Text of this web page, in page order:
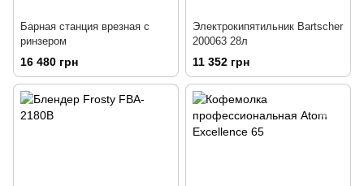
Барная станция врезная с
ринзером
16 480 грн
Электрокипятильник Bartscher
200063 28л
11 352 грн